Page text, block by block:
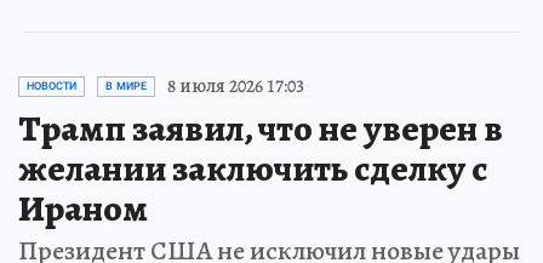
НОВОСТИ В МИРЕ 8 июля 2026 17:03
Трамп заявил, что не уверен в
желании заключить сделку с
Ираном
Президент США не исключил новые удары